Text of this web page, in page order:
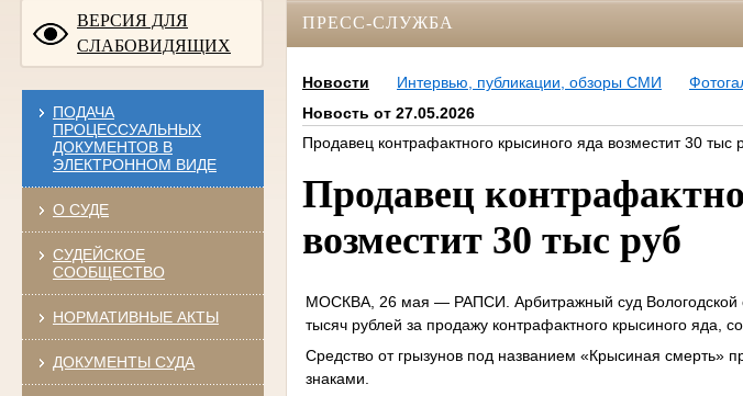
ВЕРСИЯ ДЛЯ
СЛАБОВИДЯЩИХ
ПОДАЧА
ПРОЦЕССУАЛЬНЫХ
ДОКУМЕНТОВ В
ЭЛЕКТРОННОМ ВИДЕ
О СУДЕ
СУДЕЙСКОЕ
СООБЩЕСТВО
НОРМАТИВНЫЕ АКТЫ
ДОКУМЕНТЫ СУДА
ПРЕСС-СЛУЖБА
Новости Интервью, публикации, обзоры СМИ
Новость от 27.05.2026
Продавец контрафактного крысиного яда возместит 30 тыс
Продавец
возместит 30 тыс руб
МОСКВА, 26 мая — РАПСИ. Арбитражный суд Вологодской
тысяч рублей за продажу контрафактного крысиного яда,
Средство от грызунов под названием «Крысиная смерть»
знаками.